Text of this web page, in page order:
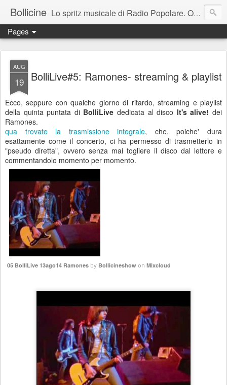
Bollicine Lo spritz musicale di Radio Popolare. Ogni domenica dalle 16.30 alle 17.30
Pages
AUG
19 BolliLive#5: Ramones- streaming & playlist
Ecco, seppure con qualche giorno di ritardo, streaming e playlist
della quinta puntata di BolliLive dedicata al disco It's alive!dei
Ramones.
qua trovate la trasmissione integrale, che, poiche' dura
esattamente come il concerto, ci ha permesso di trasmetterlo in
"pseudo diretta", ovvero senza mai togliere il disco dal lettore e
commentandolo momento per momento.
05 BolliLive 13ago14 Ramones by Bollicineshow on Mixcloud